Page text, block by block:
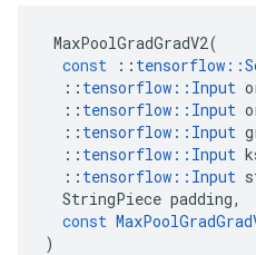
MaxPoolGradGradV2(
const
:: tensorflow ::
:: tensorflow :: Input
:: tensorflow :: Input
:: tensorflow :: Input
:: tensorflow :: Input
:: tensorflow :: Input
StringPiece padding,
const
)